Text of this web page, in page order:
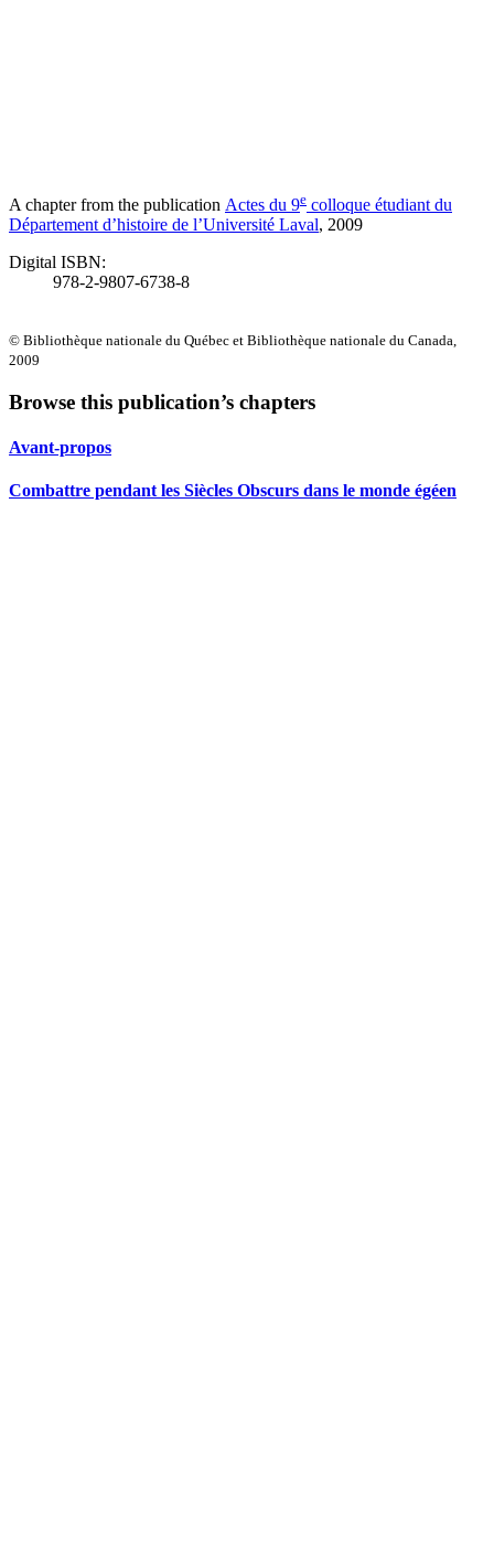
A chapter from the publication Actes du 9e colloque étudiant du
Département d’histoire de l’Université Laval, 2009
Digital ISBN:
978-2-9807-6738-8
© Bibliothèque nationale du Québec et Bibliothèque nationale du Canada,
2009
Browse this publication’s chapters
Avant-propos
Combattre pendant les Siècles Obscurs dans le monde égéen